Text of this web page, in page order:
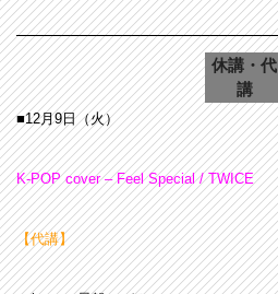
休講・代
講
■12月9日（火）
K-POP cover – Feel Special / TWICE
【代講】